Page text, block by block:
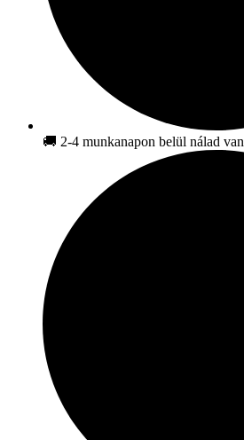
🚚 2-4 munkanapon belül nálad van